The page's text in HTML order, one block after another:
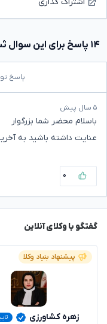
۱۴ پاسخ برای این سوال ثبت شده
پاسخ
۵ سال پیش
باسلام محضر شما بزرگوار
عنایت داشته باشید به
۰
گفتگو با وکلای آنلاین
پیشنهاد بنیاد وکلا
زهره کشاورزی